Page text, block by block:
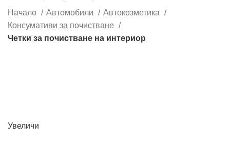
Начало Автомобили
Автокозметика
Консумативи за почистване
Четки за почистване на интериор
Увеличи